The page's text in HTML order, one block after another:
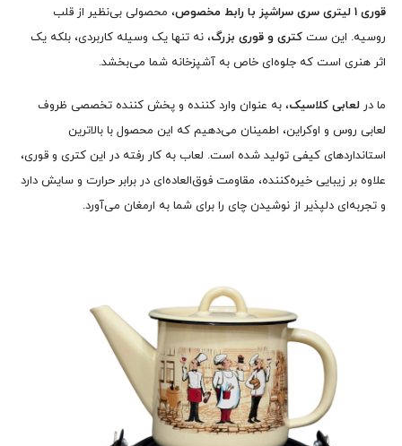
قوری 1 لیتری سری سراشپز با رابط مخصوص
، محصولی بی‌نظیر از قلب
روسیه. این ست کتری و قوری بزرگ، نه تنها یک وسیله کاربردی، بلکه یک
اثر هنری است که جلوه‌ای خاص به آشپزخانه شما می‌بخشد.
ما در لعابی کلاسیک، به عنوان وارد کننده و پخش کننده تخصصی ظروف
لعابی روس و اوکراین، اطمینان می‌دهیم که این محصول با بالاترین
استانداردهای کیفی تولید شده است. لعاب به کار رفته در این کتری و قوری،
علاوه بر زیبایی خیره‌کننده، مقاومت فوق‌العاده‌ای در برابر حرارت و سایش دارد
و تجربه‌ای دلپذیر از نوشیدن چای را برای شما به ارمغان می‌آورد.